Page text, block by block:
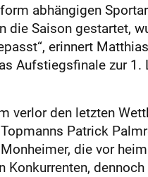
abhängigen
Saison gestartet,
erinnert
Aufstiegsfinale zur
verlor den letzten
Patrick
die vor